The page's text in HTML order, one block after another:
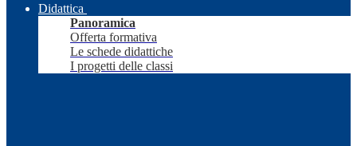
Didattica
Panoramica
Offerta formativa
Le schede didattiche
I progetti delle classi